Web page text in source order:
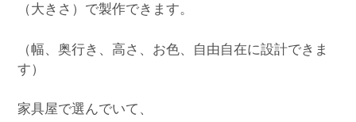
（大きさ）で製作できます。
（幅、奥行き、高さ、お色、自由自在に設計できま
す）
家具屋で選んでいて、